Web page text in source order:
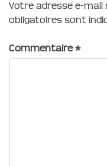
Votre adresse e-mail
obligatoires sont
Commentaire*